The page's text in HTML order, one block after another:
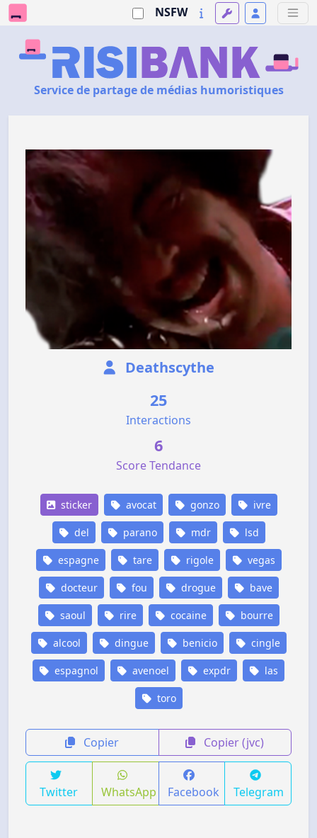
NSFW
Service de partage de médias humoristiques
Deathscythe
25
Interactions
6
Score Tendance
sticker avocat gonzo ivre
del parano mdr lsd
espagne tare rigole vegas
docteur fou drogue bave
saoul rire cocaine bourre
alcool dingue benicio cingle
espagnol avenoel expdr las
toro
Copier Copier (jvc)
Twitter WhatsApp Facebook Telegram